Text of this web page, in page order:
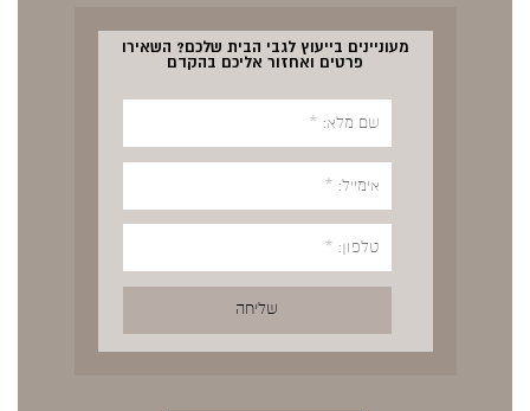
מעוניינים בייעוץ לגבי הבית שלכם? השאירו
פרטים ואחזור אליכם בהקדם